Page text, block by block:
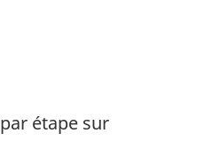
étape sur